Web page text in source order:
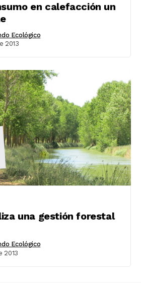
en calefacción un
Ecológico
2013
una gestión forestal
Ecológico
2013